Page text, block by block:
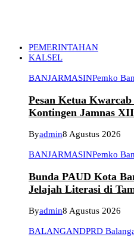
PEMERINTAHAN
KALSEL
BANJARMASINPemko
Pesan Ketua
Kontingen Jamnas XII
Byadmin8 Agustus 2026
BANJARMASINPemko
Bunda PAUD Kota
Jelajah Literasi di
Byadmin8 Agustus 2026
BALANGANDPRD